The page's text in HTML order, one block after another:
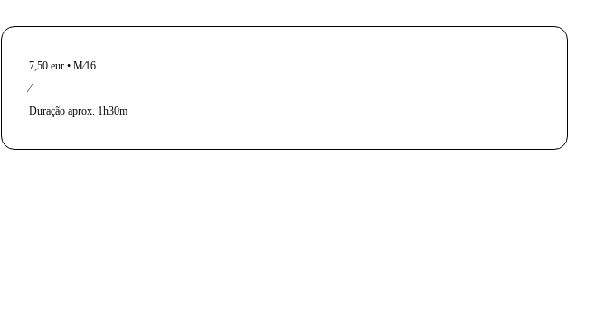
InformaÃ§Ã£o adicional
7,50 eur • M⁄16
⁄
Duração aprox. 1h30m